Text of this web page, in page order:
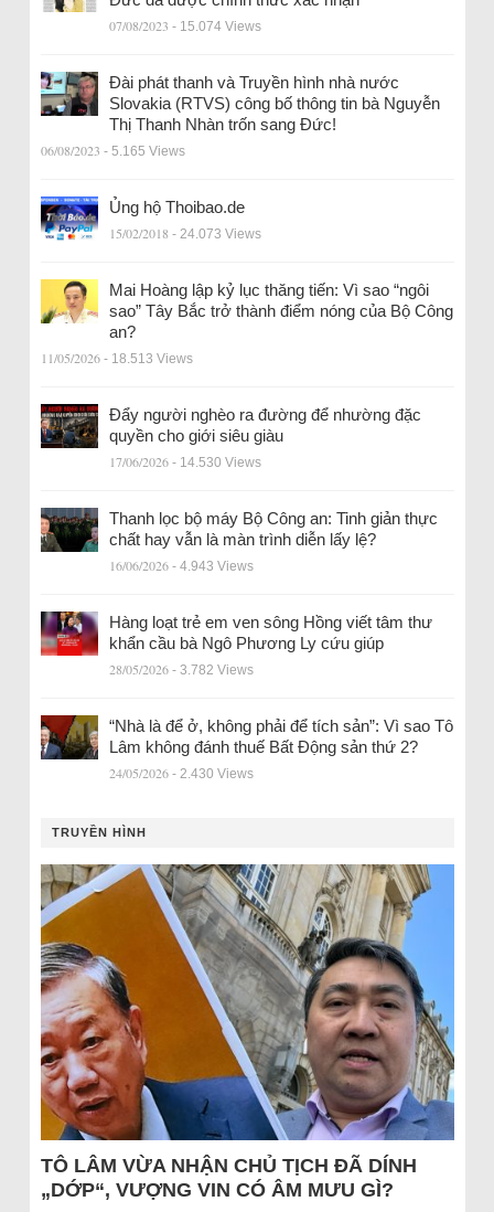
07/08/2023 - 15.074 Views
Đài phát thanh và Truyền hình nhà nước
Slovakia (RTVS) công bố thông tin bà Nguyễn
Thị Thanh Nhàn trốn sang Đức!
06/08/2023 - 5.165 Views
Ủng hộ Thoibao.de
15/02/2018 - 24.073 Views
Mai Hoàng lập kỷ lục thăng tiến: Vì sao “ngôi
sao” Tây Bắc trở thành điểm nóng của Bộ Công
an?
11/05/2026 - 18.513 Views
Đẩy người nghèo ra đường để nhường đặc
quyền cho giới siêu giàu
17/06/2026 - 14.530 Views
Thanh lọc bộ máy Bộ Công an: Tinh giản thực
chất hay vẫn là màn trình diễn lấy lệ?
16/06/2026 - 4.943 Views
Hàng loạt trẻ em ven sông Hồng viết tâm thư
khẩn cầu bà Ngô Phương Ly cứu giúp
28/05/2026 - 3.782 Views
“Nhà là để ở, không phải để tích sản”: Vì sao Tô
Lâm không đánh thuế Bất Động sản thứ 2?
24/05/2026 - 2.430 Views
TRUYỀN HÌNH
TÔ LÂM VỪA NHẬN CHỦ TỊCH ĐÃ DÍNH
„DỚP“, VƯỢNG VIN CÓ ÂM MƯU GÌ?